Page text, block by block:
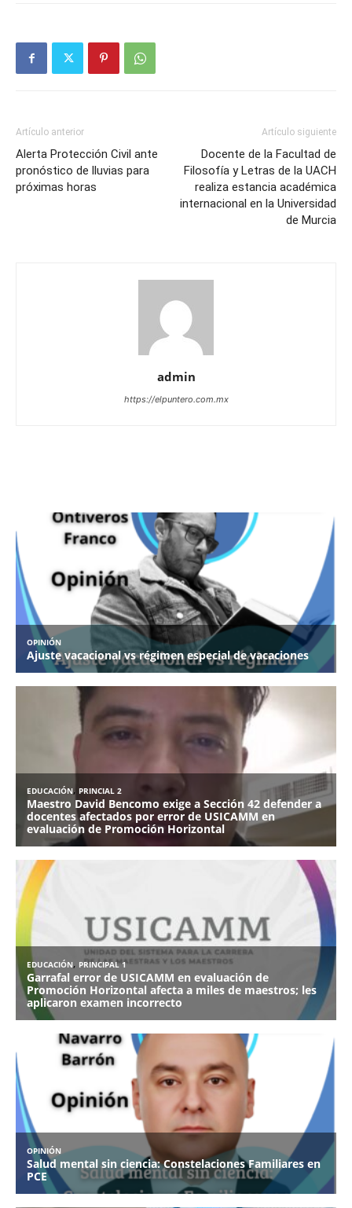
Artículo anterior
Alerta Protección Civil ante
pronóstico de lluvias para
próximas horas
Artículo siguiente
Docente de la Facultad de
Filosofía y Letras de la UACH
realiza estancia académica
internacional en la Universidad
de Murcia
admin
https://elpuntero.com.mx